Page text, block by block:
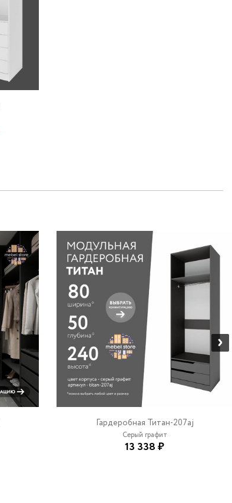
Гардеробная Титан-207aj
Серый графит
13 338 ₽